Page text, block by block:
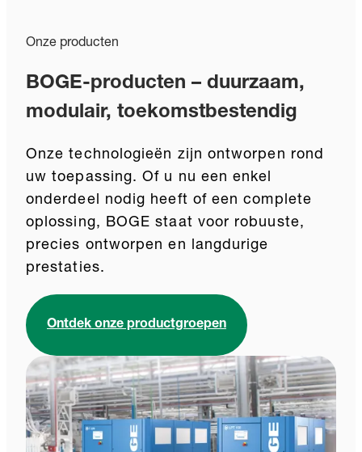
Onze producten
BOGE-producten – duurzaam,
modulair, toekomstbestendig
Onze technologieën zijn ontworpen rond
uw toepassing. Of u nu een enkel
onderdeel nodig heeft of een complete
oplossing, BOGE staat voor robuuste,
precies ontworpen en langdurige
prestaties.
Ontdek onze productgroepen